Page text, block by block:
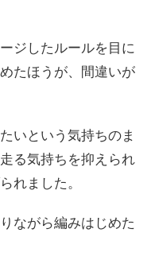
ジしたルールを目に
たほうが、間違いが
いという気持ちのま
る気持ちを抑えられ
れました。
ながら編みはじめた